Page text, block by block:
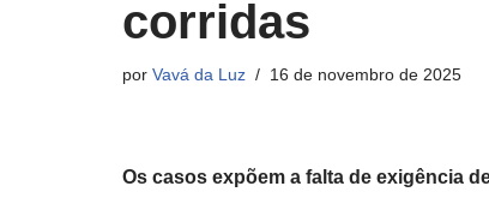
corridas
por Vavá da Luz 16 de novembro de 2025
Os casos expõem a falta de exigência